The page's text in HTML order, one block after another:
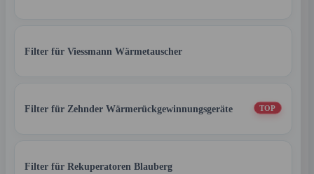
Filter für Viessmann Wärmetauscher
Filter für Zehnder Wärmerückgewinnungsgeräte TOP
Filter für Rekuperatoren Blauberg